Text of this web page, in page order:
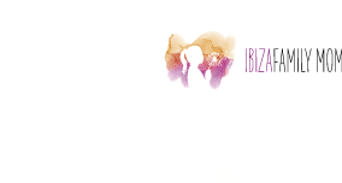
Skip to main content